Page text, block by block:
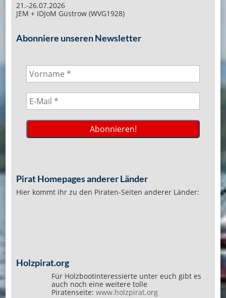
21.-26.07.2026
JEM + IDJoM Güstrow (WVG1928)
Abonniere unseren Newsletter
Pirat Homepages anderer Länder
Hier kommt ihr zu den Piraten-Seiten anderer Länder:
Holzpirat.org
Für Holzbootinteressierte unter euch gibt es
auch noch eine weitere tolle
Piratenseite: www.holzpirat.org